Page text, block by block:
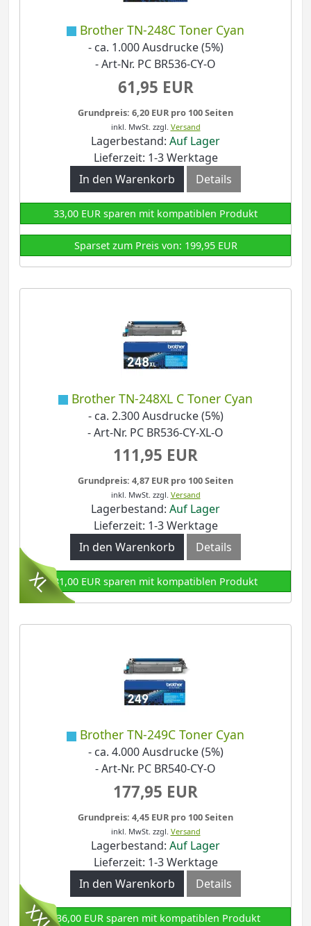
Brother TN-248C Toner Cyan
- ca. 1.000 Ausdrucke (5%)
- Art-Nr. PC BR536-CY-O
61,95 EUR
Grundpreis: 6,20 EUR pro 100 Seiten
inkl. MwSt. zzgl. Versand
Lagerbestand: Auf Lager
Lieferzeit: 1-3 Werktage
In den Warenkorb
Details
33,00 EUR sparen mit kompatiblen Produkt
Sparset zum Preis von: 199,95 EUR
Brother TN-248XL C Toner Cyan
- ca. 2.300 Ausdrucke (5%)
- Art-Nr. PC BR536-CY-XL-O
111,95 EUR
Grundpreis: 4,87 EUR pro 100 Seiten
inkl. MwSt. zzgl. Versand
Lagerbestand: Auf Lager
Lieferzeit: 1-3 Werktage
In den Warenkorb
Details
81,00 EUR sparen mit kompatiblen Produkt
Brother TN-249C Toner Cyan
- ca. 4.000 Ausdrucke (5%)
- Art-Nr. PC BR540-CY-O
177,95 EUR
Grundpreis: 4,45 EUR pro 100 Seiten
inkl. MwSt. zzgl. Versand
Lagerbestand: Auf Lager
Lieferzeit: 1-3 Werktage
In den Warenkorb
Details
136,00 EUR sparen mit kompatiblen Produkt